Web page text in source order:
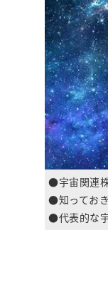
●宇宙関連
●知ってお
●代表的な